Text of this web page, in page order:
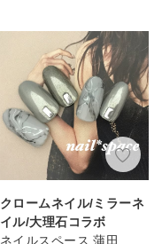
クロームネイル/ミラーネ
イル/大理石コラボ
ネイルスペース 蒲田